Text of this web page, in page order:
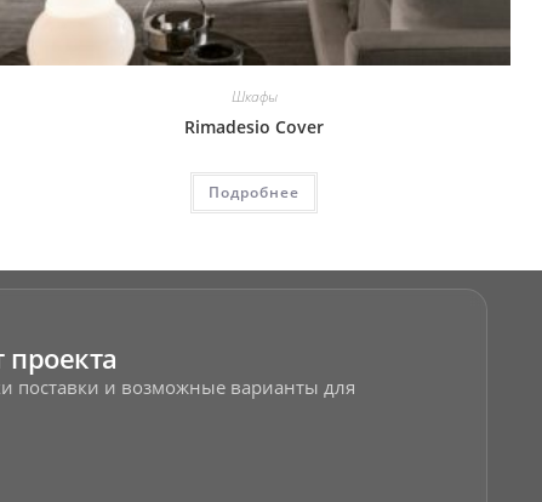
Шкафы
Rimadesio Cover
Подробнее
проекта
поставки и возможные варианты для